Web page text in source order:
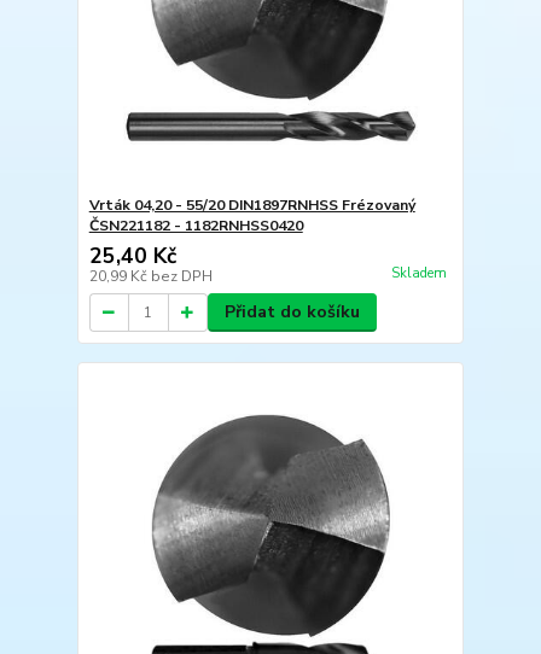
Vrták 04,20 - 55/20 DIN1897RNHSS Frézovaný
ČSN221182 - 1182RNHSS0420
25,40 Kč
20,99 Kč bez DPH Skladem
Přidat do košíku